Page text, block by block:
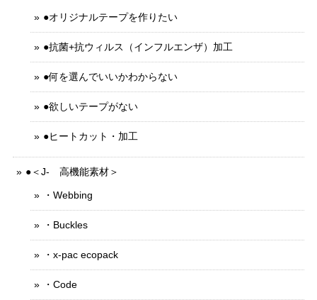
●オリジナルテープを作りたい
●抗菌+抗ウィルス（インフルエンザ）加工
●何を選んでいいかわからない
●欲しいテープがない
●ヒートカット・加工
●＜J- 高機能素材＞
・Webbing
・Buckles
・x-pac ecopack
・Code